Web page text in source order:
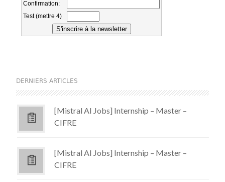
DERNIERS ARTICLES
[Mistral AI Jobs] Internship – Master –
CIFRE
[Mistral AI Jobs] Internship – Master –
CIFRE